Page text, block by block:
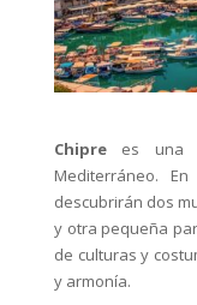
Chiprees una
Mediterráneo.
descubrirán dos
y otra pequeña
de culturas y
y armonía.